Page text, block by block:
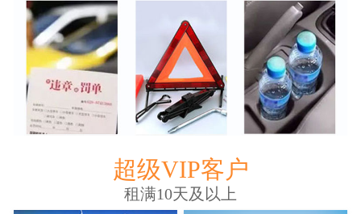
超级VIP客户
租满10天及以上